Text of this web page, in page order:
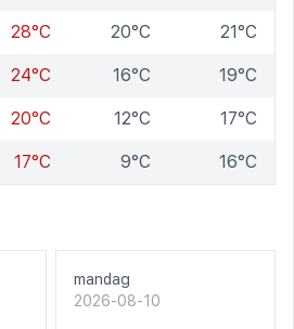
28°C 20°C 21°C
24°C 16°C 19°C
20°C 12°C 17°C
17°C 9°C 16°C
mandag
2026-08-10